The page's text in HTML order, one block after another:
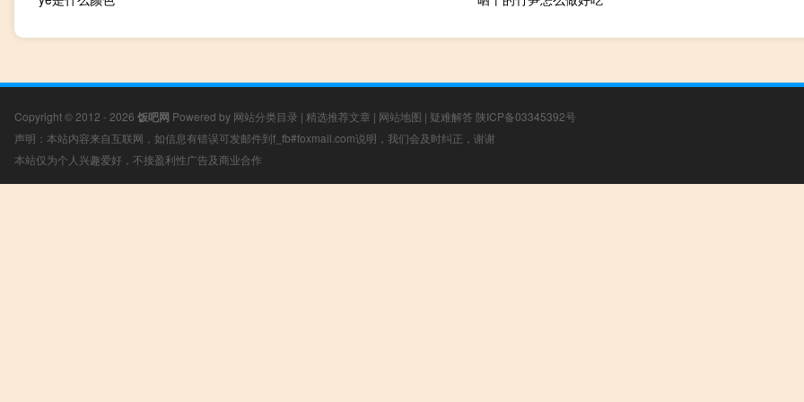
Copyright © 2012 - 2026 饭吧网 Powered by 网站分类目录 | 精选推荐文章 | 网站地图 | 疑难解答 陕ICP备03345392号
声明：本站内容来自互联网，如信息有错误可发邮件到f_fb#foxmail.com说明，我们会及时纠正，谢谢
本站仅为个人兴趣爱好，不接盈利性广告及商业合作